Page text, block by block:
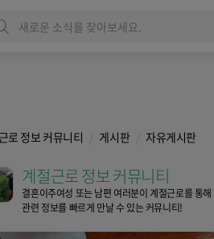
로 정보 커뮤니티 게시판 자유게시판
계절근로 정보 커뮤니티
결혼이주여성 또는 남편 여러분이 계절근로를 통
관련 정보를 빠르게 만날 수 있는 커뮤니티!